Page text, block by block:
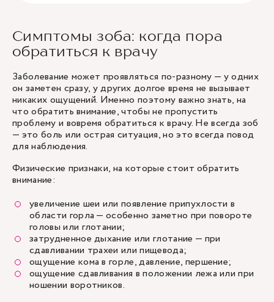
Симптомы зоба: когда пора
обратиться к врачу
Заболевание может проявляться по-разному — у одних
он заметен сразу, у других долгое время не вызывает
никаких ощущений. Именно поэтому важно знать, на
что обратить внимание, чтобы не пропустить
проблему и вовремя обратиться к врачу. Не всегда зоб
— это боль или острая ситуация, но это всегда повод
для наблюдения.
Физические признаки, на которые стоит обратить
внимание:
увеличение шеи или появление припухлости в
области горла — особенно заметно при повороте
головы или глотании;
затрудненное дыхание или глотание — при
сдавливании трахеи или пищевода;
ощущение кома в горле, давление, першение;
ощущение сдавливания в положении лежа или при
ношении воротников.